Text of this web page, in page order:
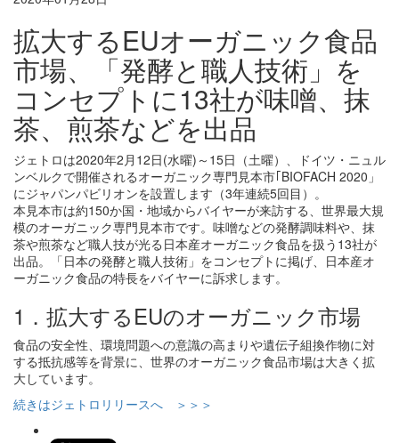
拡大するEUオーガニック食品
市場、「発酵と職人技術」を
コンセプトに13社が味噌、抹
茶、煎茶などを出品
ジェトロは2020年2月12日(水曜)～15日（土曜）、ドイツ・ニュル
ンベルクで開催されるオーガニック専門見本市｢BIOFACH 2020」
にジャパンパビリオンを設置します（3年連続5回目）。
本見本市は約150か国・地域からバイヤーが来訪する、世界最大規
模のオーガニック専門見本市です。味噌などの発酵調味料や、抹
茶や煎茶など職人技が光る日本産オーガニック食品を扱う13社が
出品。「日本の発酵と職人技術」をコンセプトに掲げ、日本産オ
ーガニック食品の特長をバイヤーに訴求します。
1．拡大するEUのオーガニック市場
食品の安全性、環境問題への意識の高まりや遺伝子組換作物に対
する抵抗感等を背景に、世界のオーガニック食品市場は大きく拡
大しています。
続きはジェトロリリースへ ＞＞＞